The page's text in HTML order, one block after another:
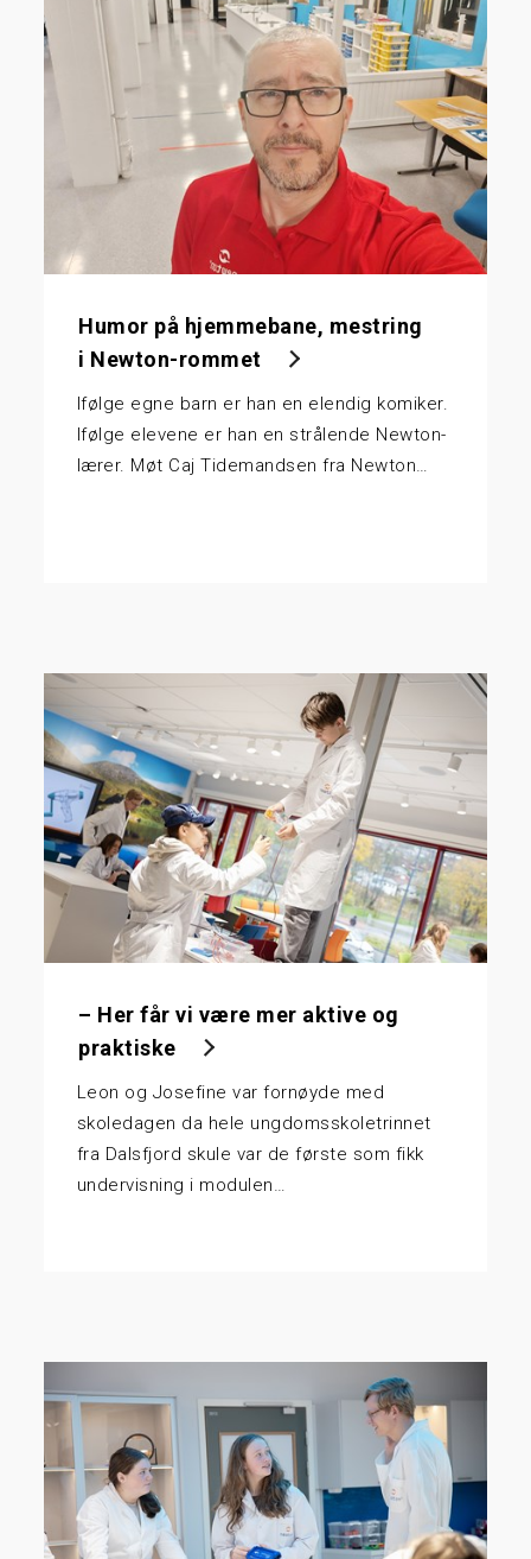
Humor på hjemmebane, mestring
i Newton-rommet
Ifølge egne barn er han en elendig komiker.
Ifølge elevene er han en strålende Newton-
lærer. Møt Caj Tidemandsen fra Newton…
– Her får vi være mer aktive og
praktiske
Leon og Josefine var fornøyde med
skoledagen da hele ungdomsskoletrinnet
fra Dalsfjord skule var de første som fikk
undervisning i modulen…